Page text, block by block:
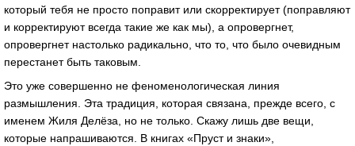
который тебя не просто поправит или скорректирует (поправляют
и корректируют всегда такие же как мы), а опровергнет,
опровергнет настолько радикально, что то, что было очевидным
перестанет быть таковым.
Это уже совершенно не феноменологическая линия
размышления. Эта традиция, которая связана, прежде всего, с
именем Жиля Делёза, но не только. Скажу лишь две вещи,
которые напрашиваются. В книгах «Пруст и знаки»,